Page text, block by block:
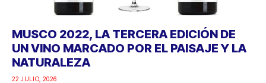
MUSCO 2022, LA TERCERA EDICIÓN DE
UN VINO MARCADO POR EL PAISAJE Y LA
NATURALEZA
22 JULIO, 2026